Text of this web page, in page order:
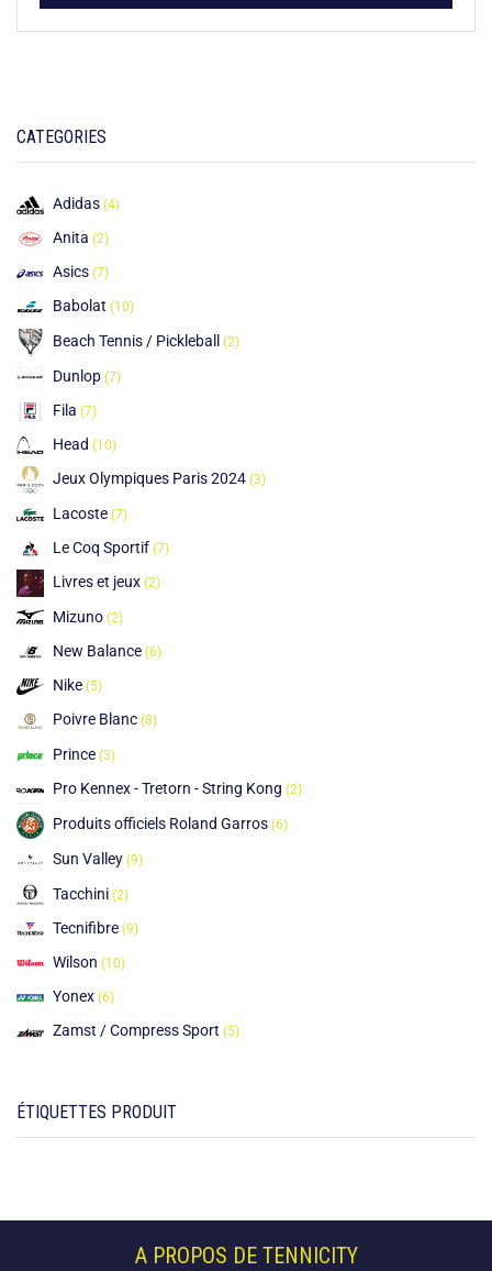
CATEGORIES
Adidas (4)
Anita (2)
Asics (7)
Babolat (10)
Beach Tennis / Pickleball (2)
Dunlop (7)
Fila (7)
Head (10)
Jeux Olympiques Paris 2024 (3)
Lacoste (7)
Le Coq Sportif (7)
Livres et jeux (2)
Mizuno (2)
New Balance (6)
Nike (5)
Poivre Blanc (8)
Prince (3)
Pro Kennex - Tretorn - String Kong (2)
Produits officiels Roland Garros (6)
Sun Valley (9)
Tacchini (2)
Tecnifibre (9)
Wilson (10)
Yonex (6)
Zamst / Compress Sport (5)
ÉTIQUETTES PRODUIT
A PROPOS DE TENNICITY